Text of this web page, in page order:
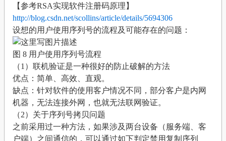
【参考RSA实现软件注册码原理】
http://blog.csdn.net/scollins/article/details/5694306
设想的用户使用序列号的流程及可能存在的问题：
图 8 用户使用序列号流程
（1）联机验证是一种很好的防止破解的方法
优点：简单、高效、直观。
缺点：针对软件的使用客户情况不同，部分客户是内网
机器，无法连接外网，也就无法联网验证。
（2）关于序列号拷贝问题
之前采用过一种方法，如果涉及两台设备（服务端、客
户端）之间通信的，可以通过如下判定禁用复制序列